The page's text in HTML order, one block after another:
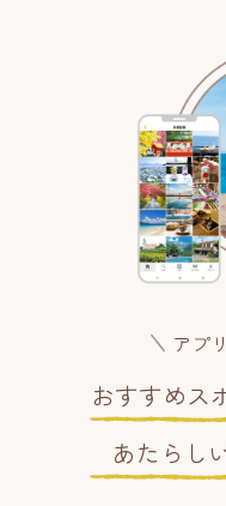
アプ
おすすめス
あたらし